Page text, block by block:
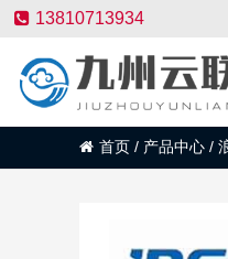
13810713934
首页 / 产品中心 /